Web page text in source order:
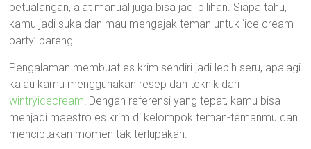
petualangan, alat manual juga bisa jadi pilihan. Siapa tahu,
kamu jadi suka dan mau mengajak teman untuk ‘ice cream
party’ bareng!
Pengalaman membuat es krim sendiri jadi lebih seru, apalagi
kalau kamu menggunakan resep dan teknik dari
wintryicecream! Dengan referensi yang tepat, kamu bisa
menjadi maestro es krim di kelompok teman-temanmu dan
menciptakan momen tak terlupakan.